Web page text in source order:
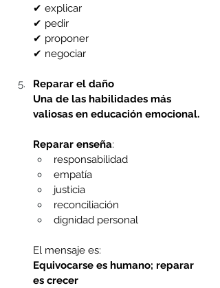
✔ explicar
✔ pedir
✔ proponer
✔ negociar
Reparar el daño
Una de las habilidades más
valiosas en educación emocional.
Reparar enseña:
responsabilidad
empatía
justicia
reconciliación
dignidad personal
El mensaje es:
Equivocarse es humano; reparar
es crecer